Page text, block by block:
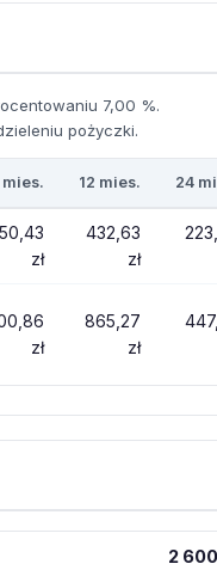
7,00 %.
pożyczki.
mies. 12 mies. 24
zł
432,63
zł
zł
865,27
zł
2